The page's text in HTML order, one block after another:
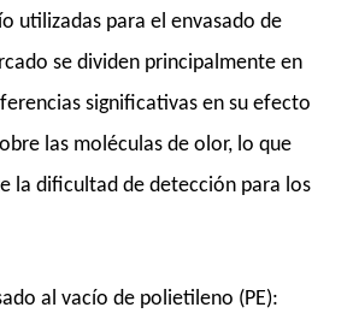
utilizadas para el envasado de
se dividen principalmente en
significativas en su efecto
las moléculas de olor, lo que
la dificultad de detección para los
al vacío de polietileno (PE):